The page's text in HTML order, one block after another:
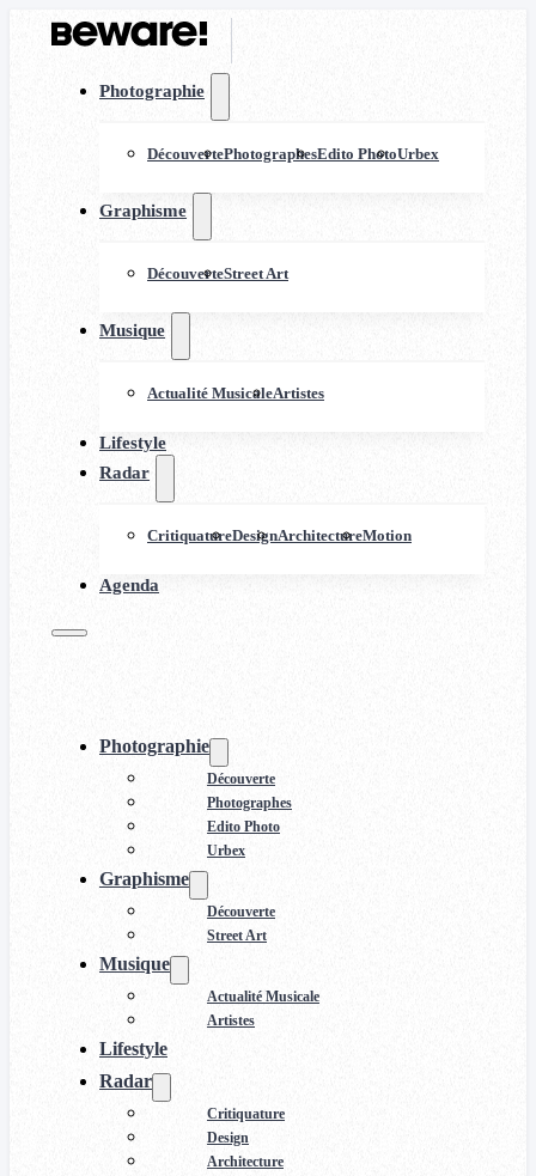
Photographie
DécouvertePhotographesEdito PhotoUrbex
Graphisme
DécouverteStreet Art
Musique
Actualité MusicaleArtistes
Lifestyle
Radar
CritiquatureDesignArchitectureMotion
Agenda
Photographie
Découverte
Photographes
Edito Photo
Urbex
Graphisme
Découverte
Street Art
Musique
Actualité Musicale
Artistes
Lifestyle
Radar
Critiquature
Design
Architecture